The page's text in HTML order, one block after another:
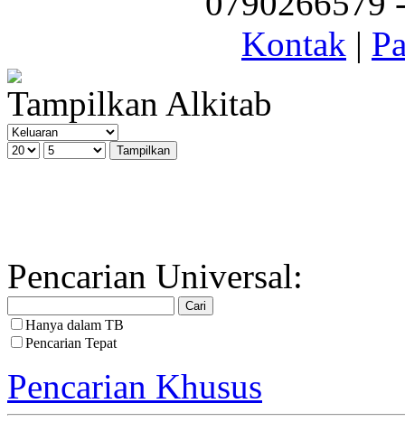
Kontak |
Tampilkan Alkitab
Pencarian Universal:
Hanya dalam TB
Pencarian Tepat
Pencarian Khusus